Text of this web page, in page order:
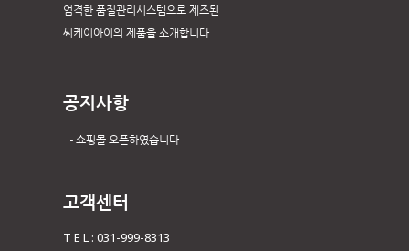
엄격한 품질관리시스템으로 제조된
씨케이아이의 제품을 소개합니다
공지사항
쇼핑몰 오픈하였습니다
고객센터
T E L : 031-999-8313